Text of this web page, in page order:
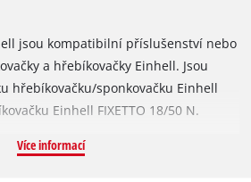
jsou kompatibilní příslušenství nebo
a hřebíkovačky Einhell. Jsou
hřebíkovačku/sponkovačku Einhell
Einhell FIXETTO 18/50 N.
32 mm a šířku 1 mm. Balení
Více informací